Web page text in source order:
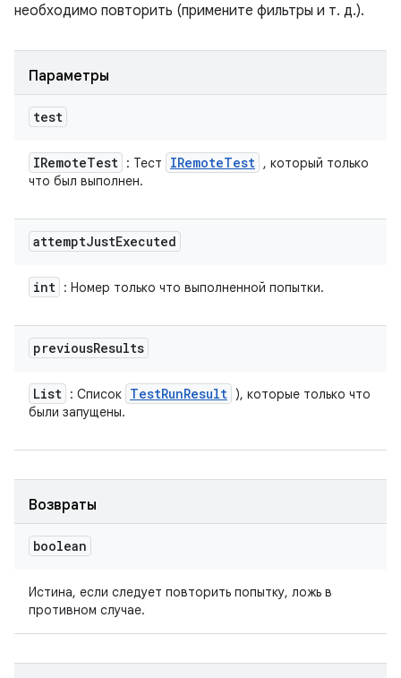
необходимо повторить (примените фильтры и т. д.).
Параметры
test
IRemoteTest : Тест IRemoteTest , который только
что был выполнен.
attemptJustExecuted
int : Номер только что выполненной попытки.
previousResults
List : Список TestRunResult ), которые только что
были запущены.
Возвраты
boolean
Истина, если следует повторить попытку, ложь в
противном случае.